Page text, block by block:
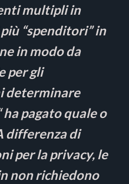
multipli in
“spenditori” in
in modo da
per gli
determinare
pagato quale o
differenza di
per la privacy, le
non richiedono